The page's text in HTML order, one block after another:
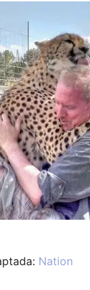
Nation